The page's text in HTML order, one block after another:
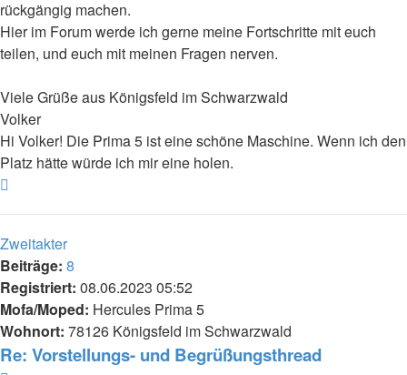
rückgängig machen.
Hier im Forum werde ich gerne meine Fortschritte mit euch
teilen, und euch mit meinen Fragen nerven.
Viele Grüße aus Königsfeld im Schwarzwald
Volker
Hi Volker! Die Prima 5 ist eine schöne Maschine. Wenn ich den
Platz hätte würde ich mir eine holen.
Zweitakter
Beiträge: 8
Registriert: 08.06.2023 05:52
Mofa/Moped: Hercules Prima 5
Wohnort: 78126 Königsfeld im Schwarzwald
Re: Vorstellungs- und Begrüßungsthread